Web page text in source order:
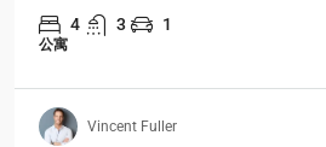
4 3 1
公寓
Vincent Fuller